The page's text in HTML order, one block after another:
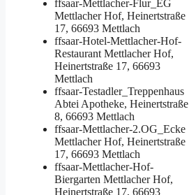
ffsaar-Mettlacher-Flur_EG
Mettlacher Hof, Heinertstraße
17, 66693 Mettlach
ffsaar-Hotel-Mettlacher-Hof-
Restaurant Mettlacher Hof,
Heinertstraße 17, 66693
Mettlach
ffsaar-Testadler_Treppenhaus
Abtei Apotheke, Heinertstraße
8, 66693 Mettlach
ffsaar-Mettlacher-2.OG_Ecke
Mettlacher Hof, Heinertstraße
17, 66693 Mettlach
ffsaar-Mettlacher-Hof-
Biergarten Mettlacher Hof,
Heinertstraße 17, 66693